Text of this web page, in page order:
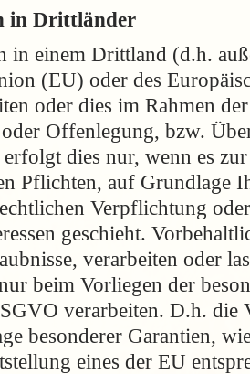
in Drittländer
in einem Drittland (d.h.
(EU) oder des
oder dies im Rahmen
Offenlegung, bzw.
dies nur, wenn es
Pflichten, auf Grundlage
Verpflichtung
geschieht.
verarbeiten oder
beim Vorliegen der
verarbeiten. D.h. die
besonderer Garantien,
eines der EU